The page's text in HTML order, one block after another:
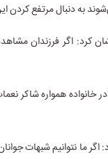
به دنبال مرتفع کردن
اگر فرزندان
خانواده همواره شاکر
ما نتوانیم شبهات